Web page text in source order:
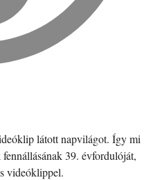
látott napvilágot. Így mi
39. évfordulóját,
videóklippel.